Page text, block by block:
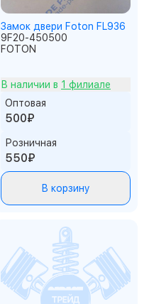
Замок двери Foton FL936
9F20-450500
FOTON
В наличии в 1 филиале
Оптовая
500₽
Розничная
550₽
В корзину